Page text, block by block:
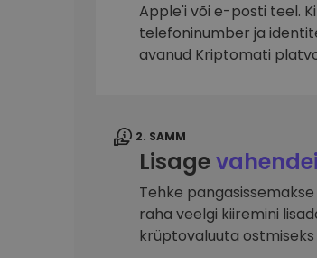
Investeeringute uuring
Leia oma krüptostrateegia
Apple'i või e-posti teel.
telefoninumber ja
avanud Kriptomati
2. SAMM
Lisage
Tehke
raha veelgi kiiremini
krüptovaluuta